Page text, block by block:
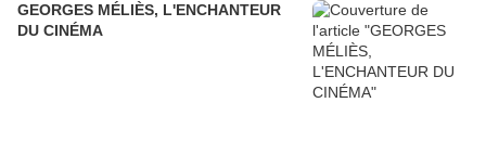
GEORGES MÉLIÈS, L'ENCHANTEUR
DU CINÉMA